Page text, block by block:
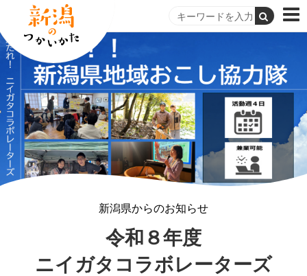
新潟県からのお知らせ
令和８年度
ニイガタコラボレーターズ